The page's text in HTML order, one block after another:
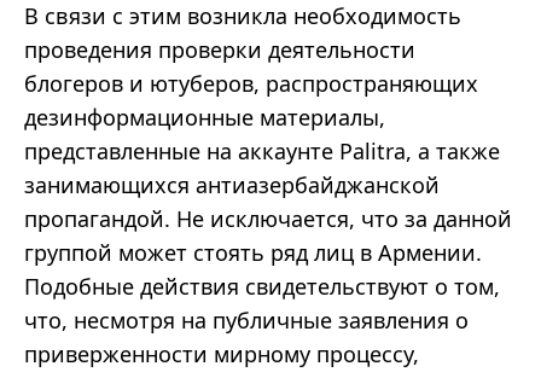
В связи с этим возникла необходимость
проведения проверки деятельности
блогеров и ютуберов, распространяющих
дезинформационные материалы,
представленные на аккаунте Palitra, а также
занимающихся антиазербайджанской
пропагандой. Не исключается, что за данной
группой может стоять ряд лиц в Армении.
Подобные действия свидетельствуют о том,
что, несмотря на публичные заявления о
приверженности мирному процессу,